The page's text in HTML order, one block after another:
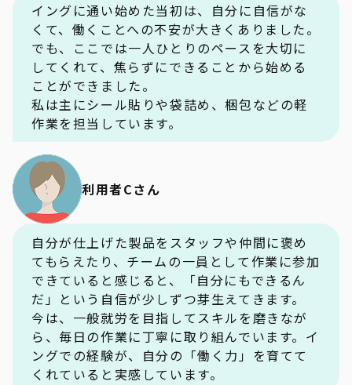
イングに通い始めた当初は、自分に自信がな
くて、働くことへの不安が大きくありました。
でも、ここでは一人ひとりのペースを大切に
してくれて、焦らずにできることから始める
ことができました。
私は主にシール貼りや袋詰め、梱包などの軽
作業を担当しています。
利用者Cさん
自分が仕上げた製品をスタッフや仲間に褒め
てもらえたり、チームの一員として作業に参加
できていると感じると、「自分にもできるん
だ」という自信が少しずつ芽生えてきます。
今は、一般就労を目指してスキルを磨きなが
ら、毎日の作業に丁寧に取り組んでいます。イ
ングでの経験が、自分の「働く力」を育てて
くれていると実感しています。